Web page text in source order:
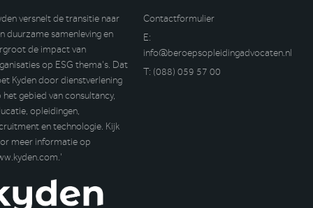
versnelt de transitie naar
duurzame samenleving en
de impact van
op ESG thema’s. Dat
Kyden door dienstverlening
het gebied van consultancy,
opleidingen,
en technologie. Kijk
meer informatie op
.’
Contactformulier
E:
info@beroepsopleidingadvocaten.nl
T: (088) 059 57 00